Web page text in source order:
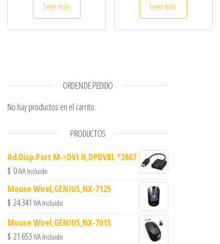
Leer más Leer más
ORDEN DE PEDIDO
No hay productos en el carrito.
PRODUCTOS
Ad.Disp.Port M->DVI H,DPDVBL *2607
$ 0 IVA Incluido
Mouse Wirel,GENIUS,NX-7125
$ 24.341 IVA Incluido
Mouse Wirel,GENIUS,NX-7015
$ 21.653 IVA Incluido